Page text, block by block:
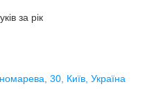
за рік
30, Київ, Україна